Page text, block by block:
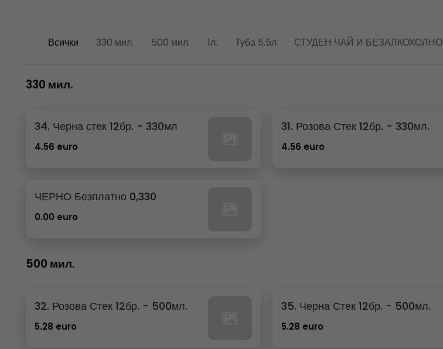
Всички 330 мил. 500 мил. 1л. Туба 5.5л СТУДЕН ЧАЙ И БЕЗАЛКОХОЛНО
330 мил.
34. Черна стек 12бр. - 330мл
4.56 euro
31. Розова Стек 12бр. - 330мл.
4.56 euro
ЧЕРНО Безплатно 0,330
0.00 euro
500 мил.
32. Розова Стек 12бр. - 500мл.
5.28 euro
35. Черна Стек 12бр. - 500мл.
5.28 euro